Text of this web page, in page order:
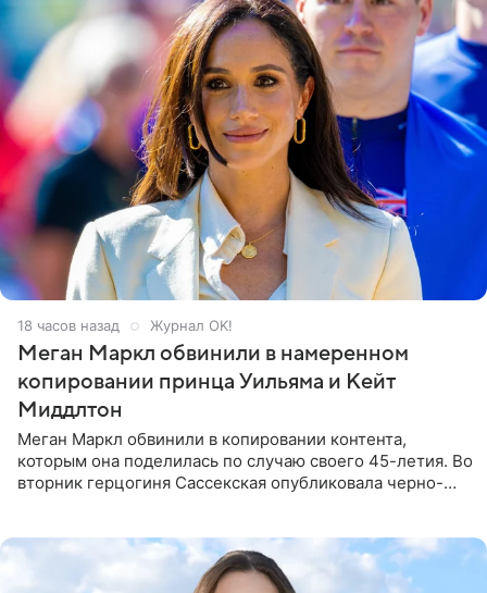
18 часов назад Журнал OK!
Меган Маркл обвинили в намеренном
копировании принца Уильяма и Кейт
Миддлтон
Меган Маркл обвинили в копировании контента,
которым она поделилась по случаю своего 45-летия. Во
вторник герцогиня Сассекская опубликовала черно-